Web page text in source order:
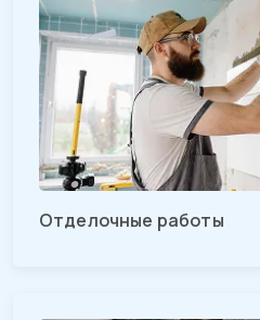
Отделочные работы